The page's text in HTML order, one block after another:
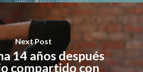
Next Post
14 años después
compartido con